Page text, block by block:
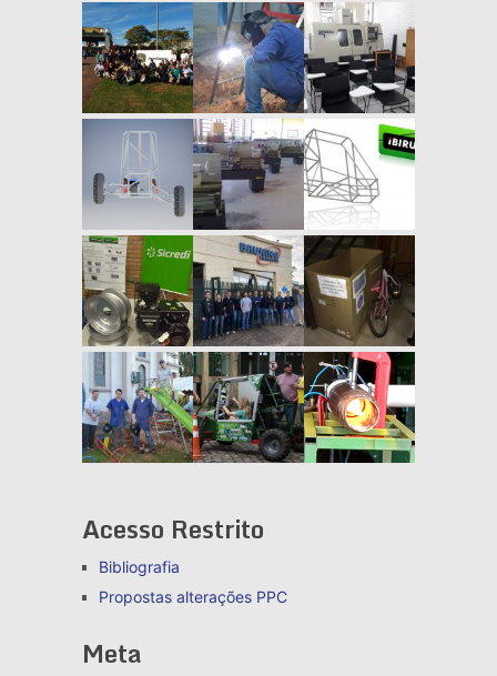
Acesso Restrito
Bibliografia
Propostas alteraçõesPPC
Meta